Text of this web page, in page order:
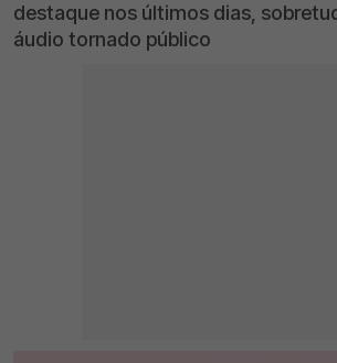
destaque nos últimos dias,
áudio tornado público